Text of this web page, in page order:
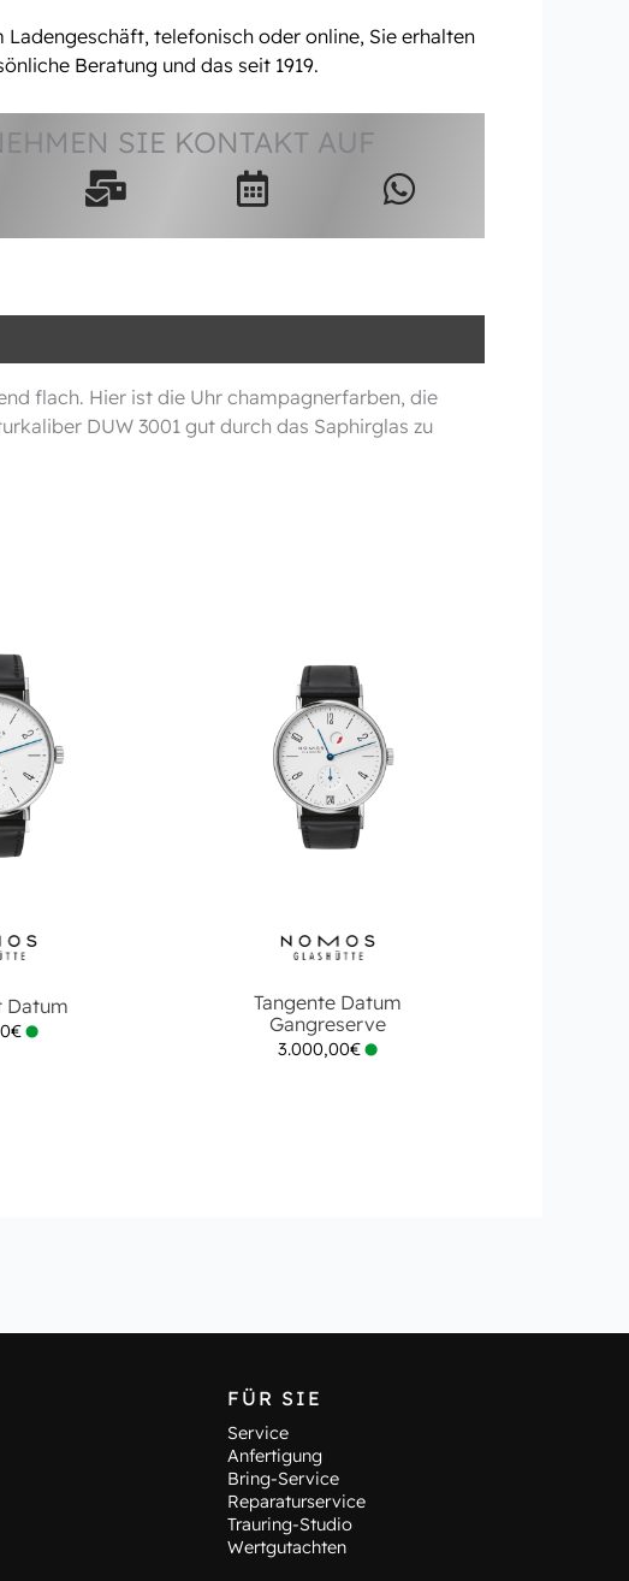
Ladengeschäft, telefonisch oder online, Sie erhalten
Beratung und das seit 1919.
SIE KONTAKT AUF
flach. Hier ist die Uhr champagnerfarben, die
DUW 3001 gut durch das Saphirglas zu
Datum
€
Tangente Datum
Gangreserve
3.000,00€
FÜR SIE
Service
Anfertigung
Bring-Service
Reparaturservice
Trauring-Studio
Wertgutachten